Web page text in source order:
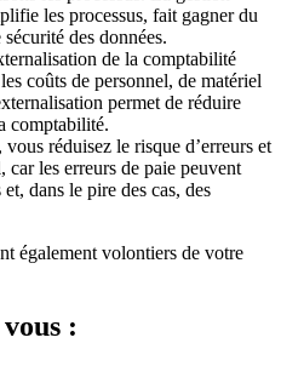
les processus, fait gagner du
des données.
de la comptabilité
coûts de personnel, de matériel
permet de réduire
comptabilité.
réduisez le risque d’erreurs et
car les erreurs de paie peuvent
dans le pire des cas, des
également volontiers de votre
: